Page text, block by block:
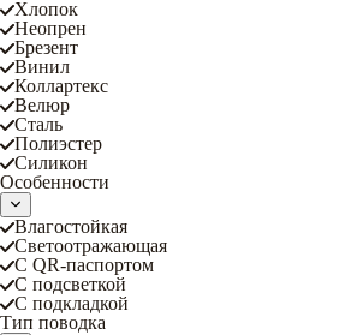
Хлопок
Неопрен
Брезент
Винил
Коллартекс
Велюр
Сталь
Полиэстер
Силикон
Особенности
Влагостойкая
Светоотражающая
С QR-паспортом
С подсветкой
С подкладкой
Тип поводка